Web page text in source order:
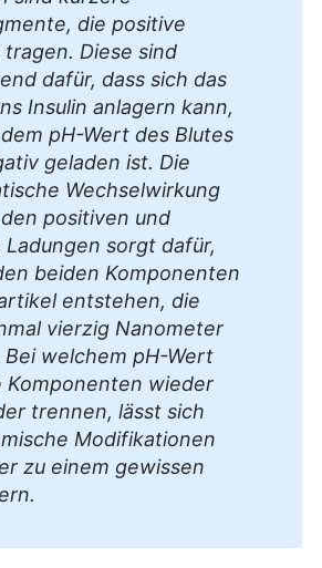
die positive
tragen. Diese sind
dafür, dass sich das
Insulin anlagern kann,
pH-Wert des Blutes
geladen ist. Die
Wechselwirkung
positiven und
sorgt dafür,
beiden Komponenten
entstehen, die
vierzig Nanometer
Bei welchem pH-Wert
Komponenten wieder
trennen, lässt sich
Modifikationen
zu einem gewissen